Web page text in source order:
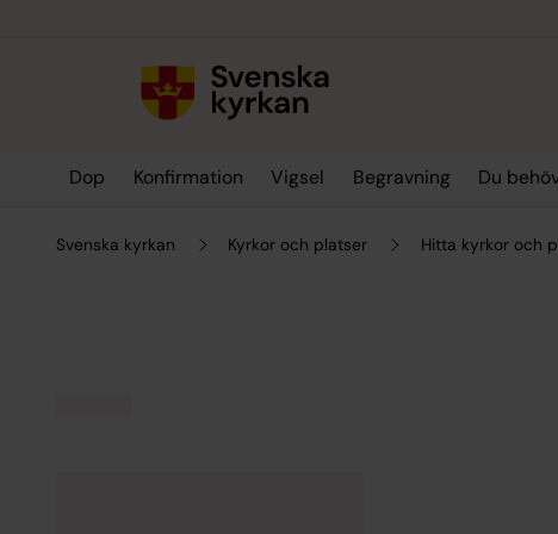
Dop Konfirmation Vigsel Begravning Du
Svenska kyrkan Kyrkor och platser Hitta kyrkor och